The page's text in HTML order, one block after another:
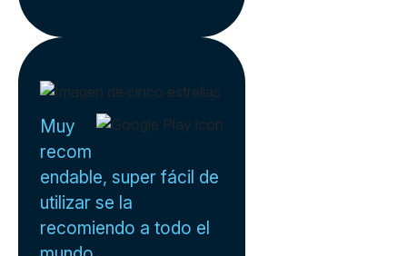
Muy
recom
endable, super fácil de
utilizar se la
recomiendo a todo el